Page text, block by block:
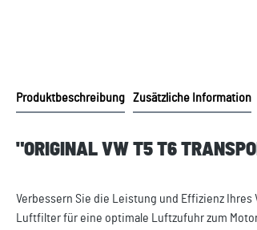
Produktbeschreibung Zusätzliche Information
"ORIGINAL VW T5 T6
Verbessern Sie die Leistung und Effizienz
Luftfilter für eine optimale Luftzufuhr zum